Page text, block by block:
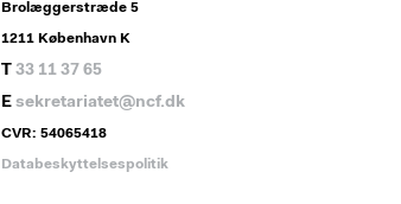
Brolæggerstræde 5
1211 København K
T 33 11 37 65
E sekretariatet@ncf.dk
CVR: 54065418
Databeskyttelsespolitik